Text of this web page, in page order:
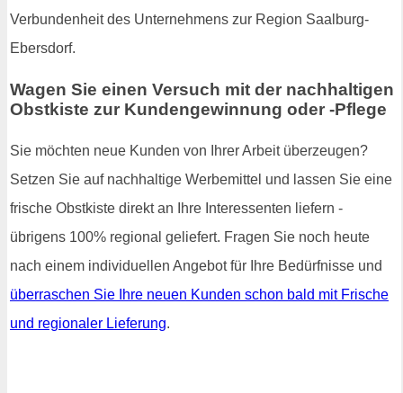
Verbundenheit des Unternehmens zur Region Saalburg-
Ebersdorf.
Wagen Sie einen Versuch mit der nachhaltigen
Obstkiste zur Kundengewinnung oder -Pflege
Sie möchten neue Kunden von Ihrer Arbeit überzeugen?
Setzen Sie auf nachhaltige Werbemittel und lassen Sie eine
frische Obstkiste direkt an Ihre Interessenten liefern -
übrigens 100% regional geliefert. Fragen Sie noch heute
nach einem individuellen Angebot für Ihre Bedürfnisse und
überraschen Sie Ihre neuen Kunden schon bald mit Frische
und regionaler Lieferung.